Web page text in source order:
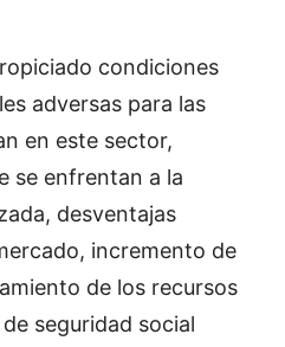
condiciones
adversas para las
en este sector,
se enfrentan a la
desventajas
incremento de
de los recursos
seguridad social